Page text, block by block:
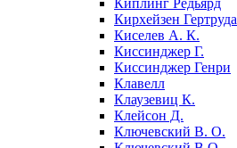
Киплинг Редьярд
Кирхейзен Гертруда
Киселев А. К.
Киссинджер Г.
Киссинджер Генри
Клавелл
Клаузевиц К.
Клейсон Д.
Ключевский В. О.